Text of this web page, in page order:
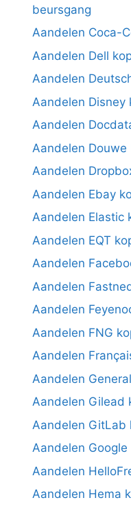
beursgang
Aandelen Coca-
Aandelen Dell
Aandelen
Aandelen Disney
Aandelen
Aandelen
Aandelen
Aandelen Ebay
Aandelen Elastic
Aandelen EQT
Aandelen
Aandelen
Aandelen
Aandelen FNG
Aandelen
Aandelen
Aandelen Gilead
Aandelen GitLab
Aandelen Google
Aandelen
Aandelen Hema